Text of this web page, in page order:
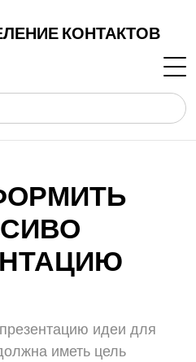
КОНТАКТОВ
идеи для
иметь цель